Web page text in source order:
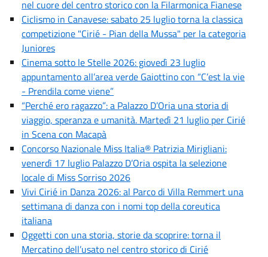
nel cuore del centro storico con la Filarmonica Fianese
Ciclismo in Canavese: sabato 25 luglio torna la classica
competizione "Cirié - Pian della Mussa" per la categoria
Juniores
Cinema sotto le Stelle 2026: giovedì 23 luglio
appuntamento all’area verde Gaiottino con “C’est la vie
- Prendila come viene”
“Perché ero ragazzo”: a Palazzo D’Oria una storia di
viaggio, speranza e umanità. Martedì 21 luglio per Cirié
in Scena con Macapà
Concorso Nazionale Miss Italia® Patrizia Mirigliani:
venerdì 17 luglio Palazzo D’Oria ospita la selezione
locale di Miss Sorriso 2026
Vivi Cirié in Danza 2026: al Parco di Villa Remmert una
settimana di danza con i nomi top della coreutica
italiana
Oggetti con una storia, storie da scoprire: torna il
Mercatino dell’usato nel centro storico di Cirié